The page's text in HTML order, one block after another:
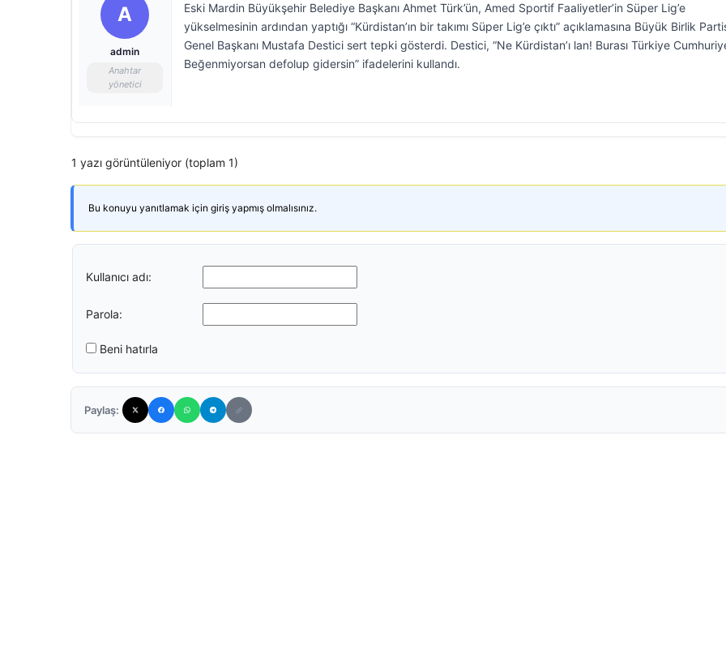
A
admin
Anahtar
yönetici
Eski Mardin Büyükşehir Belediye Başkanı Ahmet Türk’ün, Amed Sportif Faaliyetler’in Süper Lig’e
yükselmesinin ardından yaptığı “Kürdistan’ın bir takımı Süper Lig’e çıktı” açıklamasına Büyük Birlik
Genel Başkanı Mustafa Destici sert tepki gösterdi. Destici, “Ne Kürdistan’ı lan! Burası Türkiye
Beğenmiyorsan defolup gidersin” ifadelerini kullandı.
1 yazı görüntüleniyor (toplam 1)
Bu konuyu yanıtlamak için giriş yapmış olmalısınız.
Kullanıcı adı:
Parola:
Beni hatırla
Paylaş: